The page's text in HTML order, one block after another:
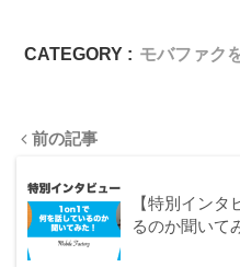
CATEGORY : モバファク
前の記事
【特別イン
るのか聞いて